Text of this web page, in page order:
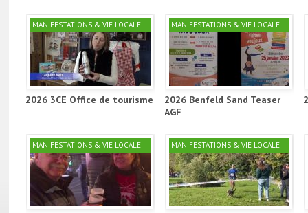
MANIFESTATIONS & VIE LOCALE
2026 3CE Office de tourisme
MANIFESTATIONS & VIE LOCALE
2026 Benfeld Sand Teaser
AGF
MANIFESTATIONS & VIE LOCALE MANIFESTATIONS & VIE LOCALE